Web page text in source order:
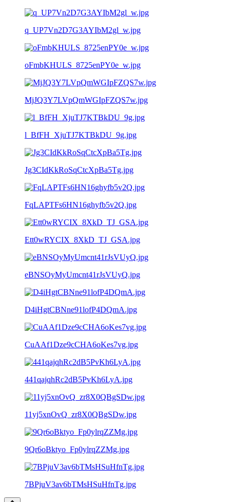
q_UP7Vn2D7G3AYIbM2gl_w.jpg
oFmbKHULS_8725enPY0e_w.jpg
MjJQ3Y7LVpQmWGIpFZQS7w.jpg
l_BfFH_XjuTJ7KTBkDU_9g.jpg
Jg3CIdKkRoSqCtcXpBa5Tg.jpg
FqLAPTFs6HN16ghyfb5v2Q.jpg
Ett0wRYCIX_8XkD_TJ_GSA.jpg
eBNSOyMyUmcnt41rJsVUyQ.jpg
D4iHgtCBNne91lofP4DQmA.jpg
CuAAf1Dze9cCHA6oKes7vg.jpg
441qajqhRc2dB5PvKh6LyA.jpg
11yj5xnOvQ_zr8X0QBgSDw.jpg
9Qr6oBktyo_Fp0ylrqZZMg.jpg
7BPjuV3av6bTMsHSuHfnTg.jpg